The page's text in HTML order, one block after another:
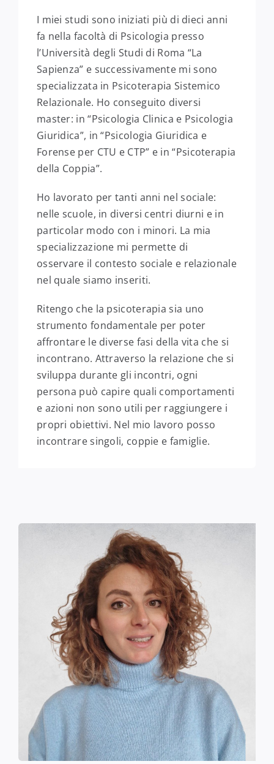
I miei studi sono iniziati più di dieci anni
fa nella facoltà di Psicologia presso
l’Università degli Studi di Roma “La
Sapienza” e successivamente mi sono
specializzata in Psicoterapia Sistemico
Relazionale. Ho conseguito diversi
master: in “Psicologia Clinica e Psicologia
Giuridica”, in “Psicologia Giuridica e
Forense per CTU e CTP” e in “Psicoterapia
della Coppia”.
Ho lavorato per tanti anni nel sociale:
nelle scuole, in diversi centri diurni e in
particolar modo con i minori. La mia
specializzazione mi permette di
osservare il contesto sociale e relazionale
nel quale siamo inseriti.
Ritengo che la psicoterapia sia uno
strumento fondamentale per poter
affrontare le diverse fasi della vita che si
incontrano. Attraverso la relazione che si
sviluppa durante gli incontri, ogni
persona può capire quali comportamenti
e azioni non sono utili per raggiungere i
propri obiettivi. Nel mio lavoro posso
incontrare singoli, coppie e famiglie.